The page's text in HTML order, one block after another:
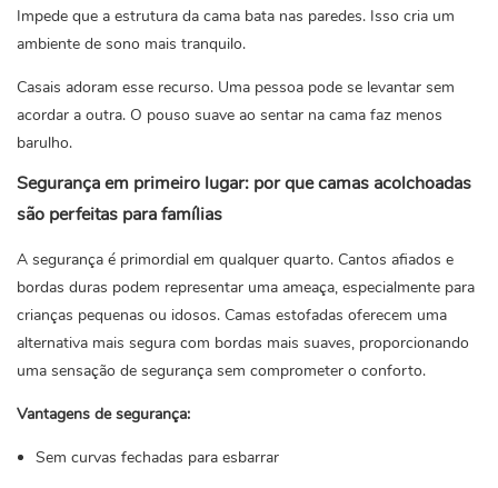
Impede que a estrutura da cama bata nas paredes. Isso cria um
ambiente de sono mais tranquilo.
Casais adoram esse recurso. Uma pessoa pode se levantar sem
acordar a outra. O pouso suave ao sentar na cama faz menos
barulho.
Segurança em primeiro lugar: por que camas acolchoadas
são perfeitas para famílias
A segurança é primordial em qualquer quarto. Cantos afiados e
bordas duras podem representar uma ameaça, especialmente para
crianças pequenas ou idosos. Camas estofadas oferecem uma
alternativa mais segura com bordas mais suaves, proporcionando
uma sensação de segurança sem comprometer o conforto.
Vantagens de segurança:
Sem curvas fechadas para esbarrar